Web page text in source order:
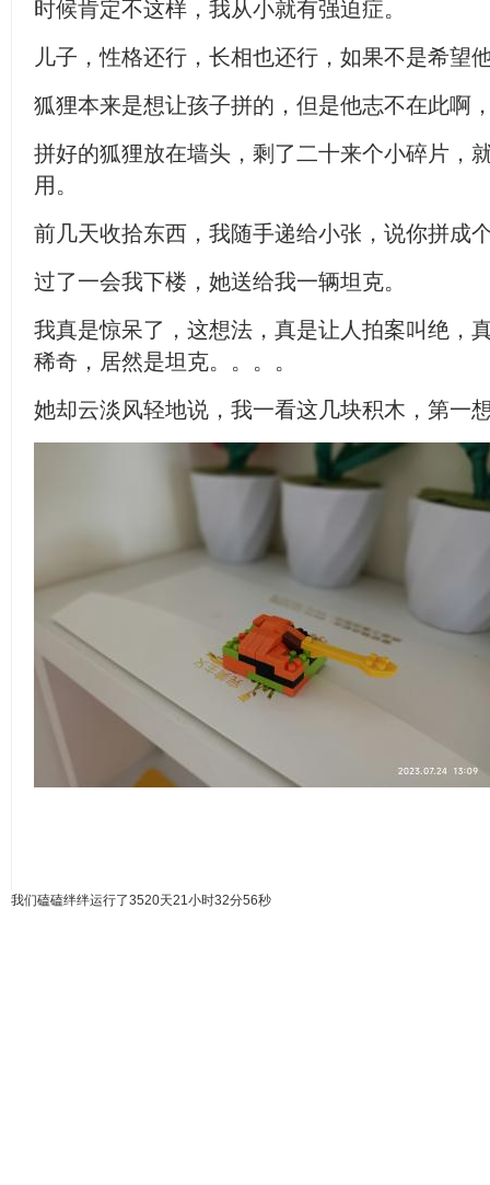
时候肯定不这样，我从小就有强迫症。
儿子，性格还行，长相也还行，如果不是希望
狐狸本来是想让孩子拼的，但是他志不在此啊
拼好的狐狸放在墙头，剩了二十来个小碎片，
用。
前几天收拾东西，我随手递给小张，说你拼成
过了一会我下楼，她送给我一辆坦克。
我真是惊呆了，这想法，真是让人拍案叫绝，
稀奇，居然是坦克。。。。
她却云淡风轻地说，我一看这几块积木，第一
我们磕磕绊绊运行了3520天21小时32分57秒